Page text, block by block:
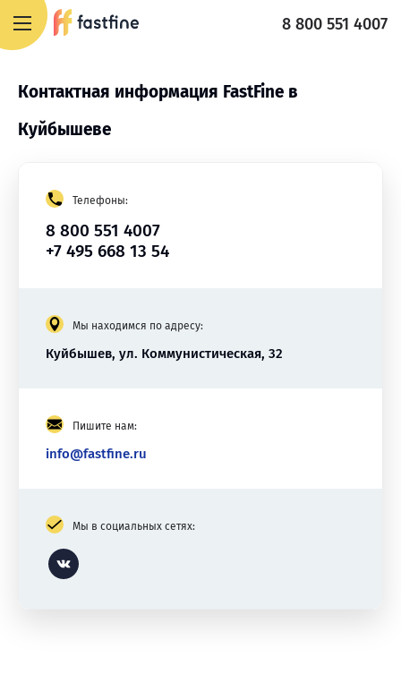
8 800 551 4007
Контактная информация FastFine в
Куйбышеве
Телефоны:
8 800 551 4007
+7 495 668 13 54
Мы находимся по адресу:
Куйбышев, ул. Коммунистическая, 32
Пишите нам:
info@fastfine.ru
Мы в социальных сетях:
Vk